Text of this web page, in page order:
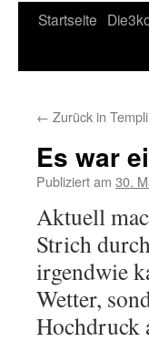
Startseite
← Zurück in
Es war
Publiziert am 30.
Aktuell
Strich
irgendwie
Wetter,
Hochdruck